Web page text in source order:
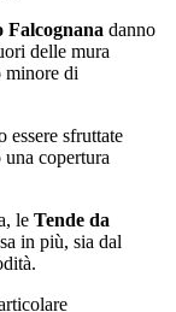
Falcognana danno
delle mura
minore di
essere sfruttate
copertura
le Tende da
in più, sia dal